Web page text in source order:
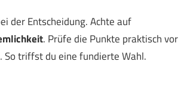
der Entscheidung. Achte auf
. Prüfe die Punkte praktisch vor
So triffst du eine fundierte Wahl.